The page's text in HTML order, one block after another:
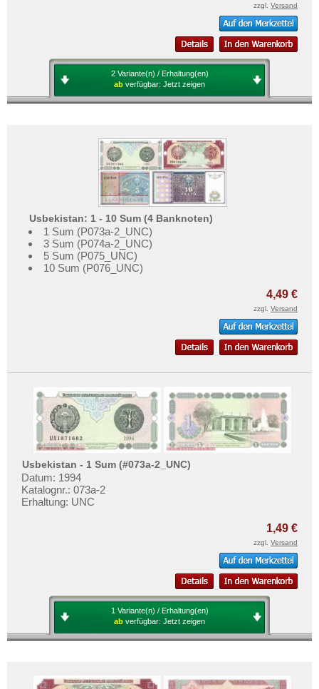
zzgl. Versand
2 Variante(n) / Erhaltung(en)
ab verfügbar: Jetzt zeigen
Usbekistan: 1 - 10 Sum (4 Banknoten)
1 Sum (P073a-2_UNC)
3 Sum (P074a-2_UNC)
5 Sum (P075_UNC)
10 Sum (P076_UNC)
4,49 €
zzgl. Versand
Usbekistan - 1 Sum (#073a-2_UNC)
Datum: 1994
Katalognr.: 073a-2
Erhaltung: UNC
1,49 €
zzgl. Versand
1 Variante(n) / Erhaltung(en)
ab verfügbar: Jetzt zeigen